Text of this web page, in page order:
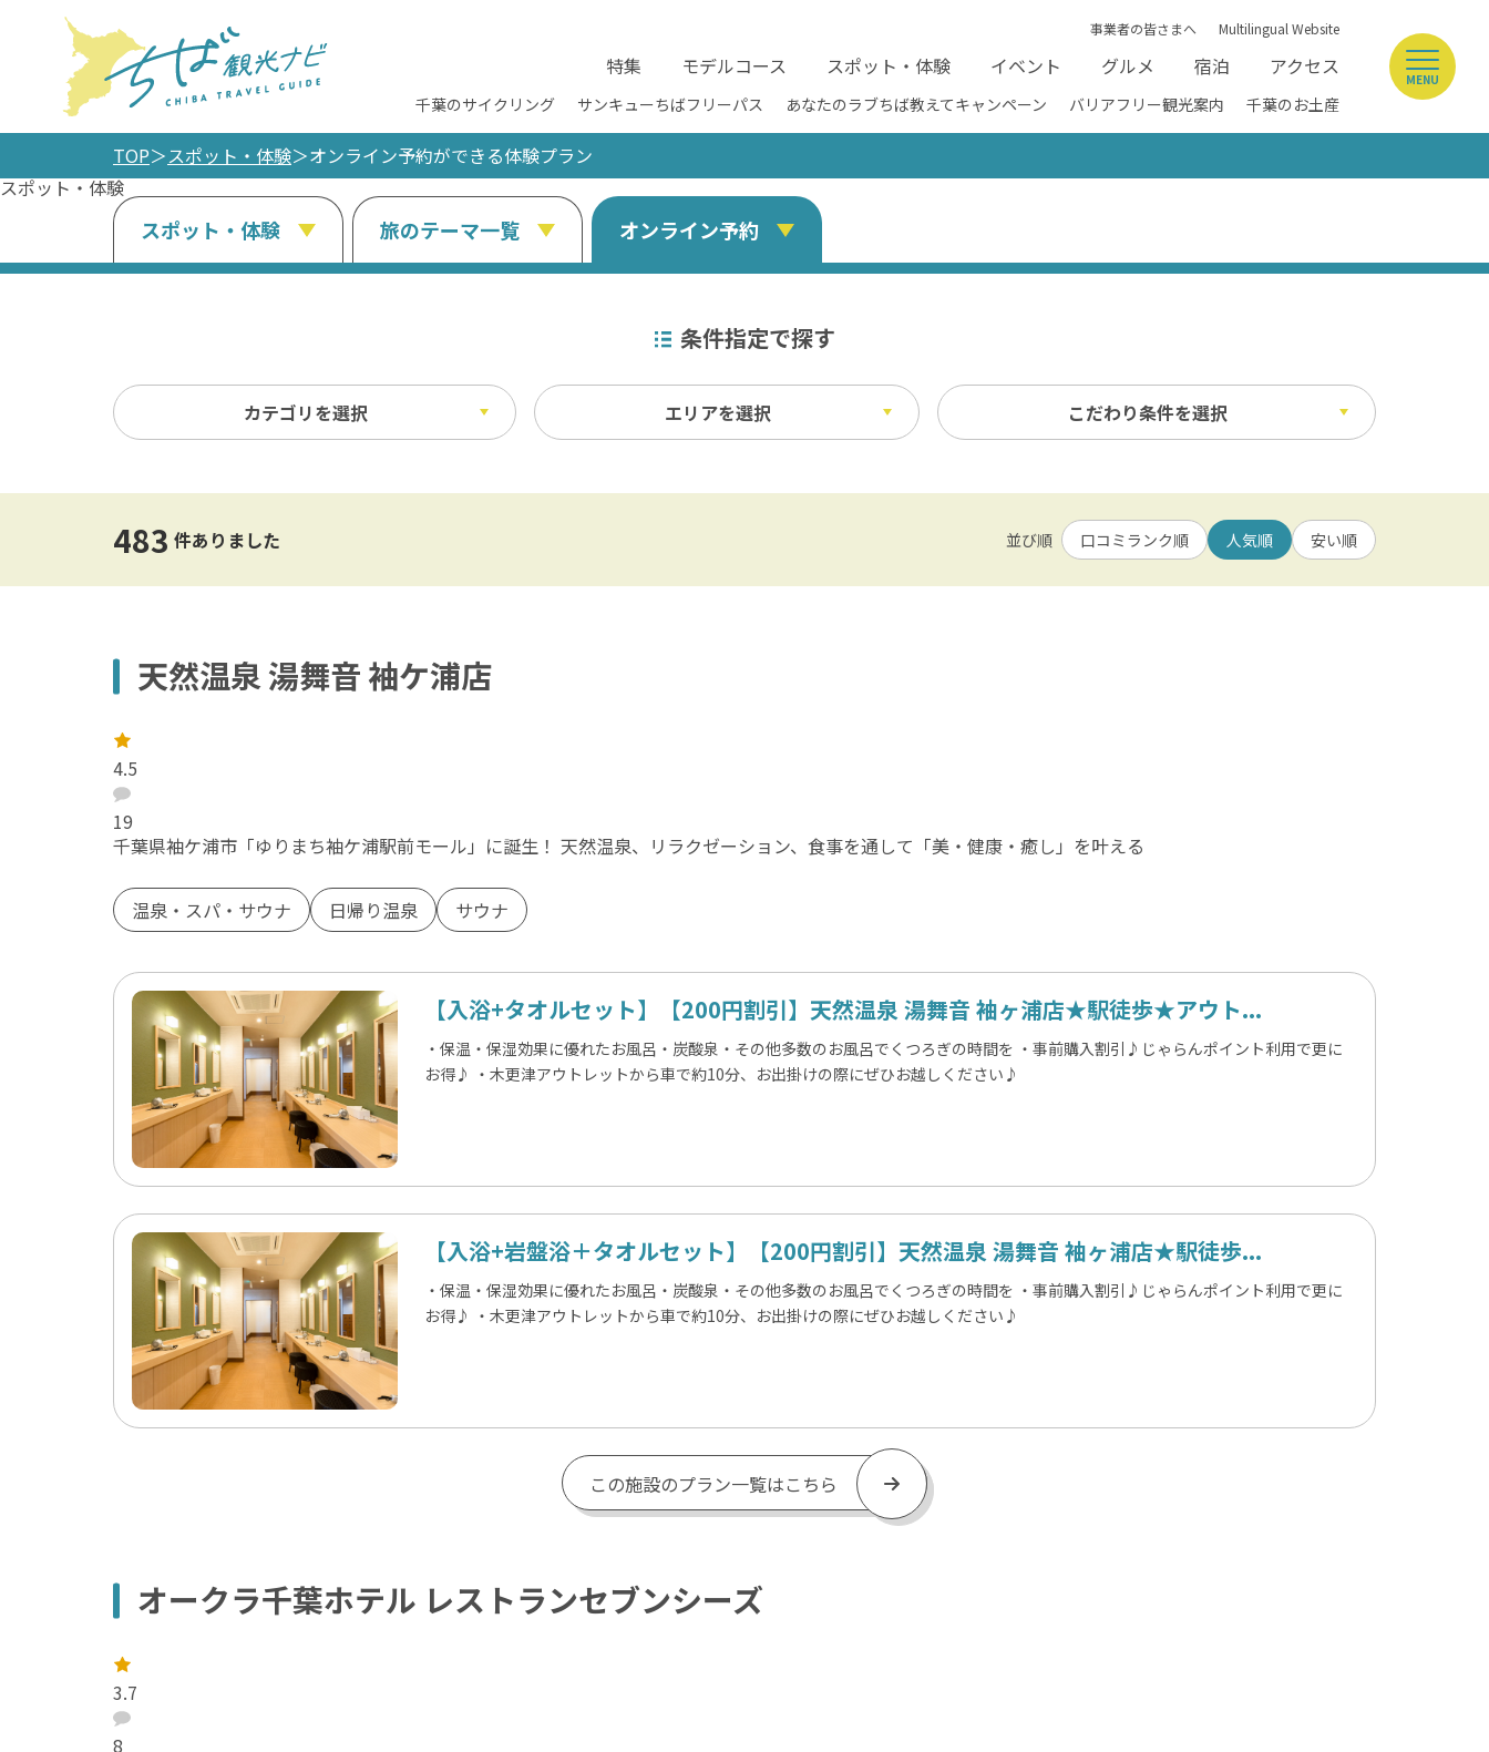
事業者の皆さまへ Multilingual Website
特集 モデルコース スポット・体験 イベント グルメ 宿泊 アクセス
千葉のサイクリング サンキューちばフリーパス あなたのラブちば教えてキャンペーン バリアフリー観光案内 千葉のお土産
MENU
TOP スポット・体験
オンライン予約ができる体験プラン
スポット・体験
スポット・体験 旅のテーマ一覧 オンライン予約
条件指定で探す
カテゴリを選択 エリアを選択 こだわり条件を選択
その他スポーツ・フィットネス
エンタメ・アミューズメント レジャー・体験 クラフト・工芸 果物・野菜狩り
乗り物 風呂・スパ・サロン
各国料理 バー・カクテル カフェ・スイーツ その他
松戸・柏・野田
木更津・君津・富津
勝浦・鴨川
1人
雨の日でもOK ペット参加OK
483 件ありました 並び順 口コミランク順 人気順 安い順
天然温泉 湯舞音 袖ケ浦店
千葉県袖ケ浦市「ゆりまち袖ケ浦駅前モール」に誕生！ 天然温泉、リラクゼーション、食事を通して「美・健康・癒し」を叶える
温泉・スパ・サウナ 日帰り温泉 サウナ
レ
ー
ト
：
4.5
口
コ
ミ
：
19
【入浴+タオルセット】【200円割引】天然温泉 湯舞音 袖ヶ浦店★駅徒歩★アウト...
・保温・保湿効果に優れたお風呂・炭酸泉・その他多数のお風呂でくつろぎの時間を ・事前購入割引♪じゃらんポイント利用で更に
お得♪ ・木更津アウトレットから車で約10分、お出掛けの際にぜひお越しください♪
【入浴+岩盤浴＋タオルセット】【200円割引】天然温泉 湯舞音 袖ヶ浦店★駅徒歩...
・保温・保湿効果に優れたお風呂・炭酸泉・その他多数のお風呂でくつろぎの時間を ・事前購入割引♪じゃらんポイント利用で更に
お得♪ ・木更津アウトレットから車で約10分、お出掛けの際にぜひお越しください♪
この施設のプラン一覧はこちら
オークラ千葉ホテル レストランセブンシーズ
レ
ー
ト
：
3.7
口
コ
8